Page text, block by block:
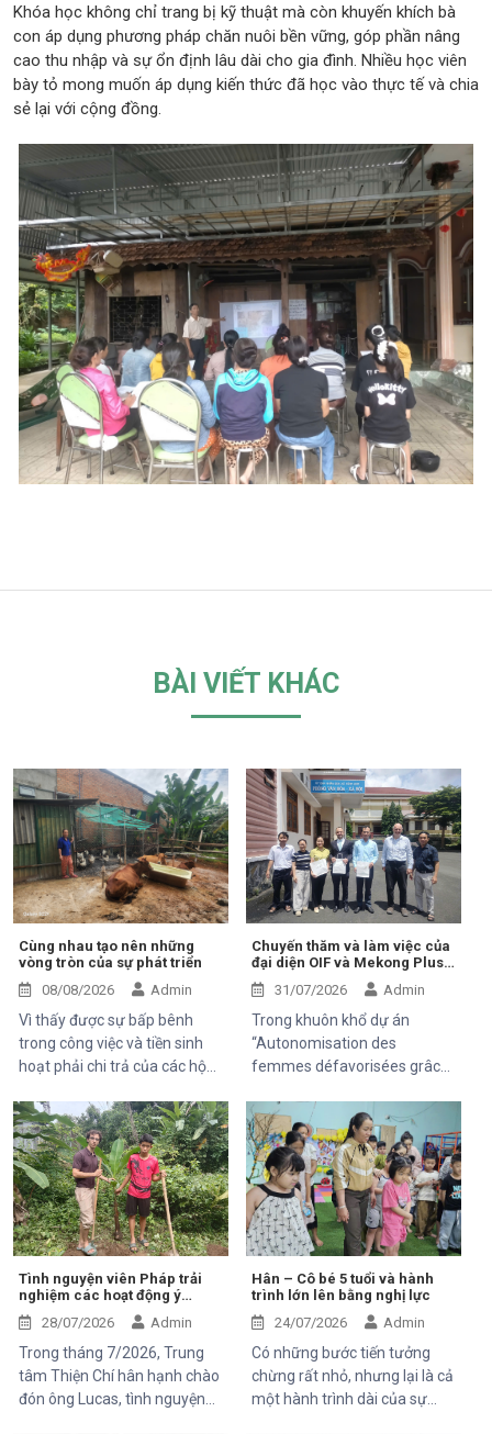
Khóa học không chỉ trang bị kỹ thuật mà còn khuyến khích bà
con áp dụng phương pháp chăn nuôi bền vững, góp phần nâng
cao thu nhập và sự ổn định lâu dài cho gia đình. Nhiều học viên
bày tỏ mong muốn áp dụng kiến thức đã học vào thực tế và chia
sẻ lại với cộng đồng.
BÀI VIẾT KHÁC
Cùng nhau tạo nên những
vòng tròn của sự phát triển
08/08/2026
Admin
Vì thấy được sự bấp bênh
trong công việc và tiền sinh
hoạt phải chi trả của các hộ
Phát Triển cộng đồng Thiện
chí đã và đang luôn luôn tìm
kiếm và thử các mô hình mới,
thuận tiện, bền vững để có thể
giúp được 1 phần nào đó cho
mọi người.
Chuyến thăm và làm việc của
đại diện OIF và Mekong Plus
tại cộng đồng dự án
31/07/2026 Admin
Trong khuôn khổ dự án
“Autonomisation des
femmes défavorisées grâce
économique et à l'accès aux
soins de santé 2025–2028”,
Trung tâm Thiện Chí vinh dự
đón tiếp ông Kaloyan Kolev,
đại diện đơn vị tài trợ
Organisation internationale
de la Francophonie (OIF), và
ông Bernard Kervyn, đại diện
Mekong Plus, trong chuyến
công tác tại xã Tánh Linh, Bắc
Ruộng và Hàm Kiệm, tỉnh
Lâm Đồng.
Tình nguyện viên Pháp trải
nghiệm các hoạt động ý
nghĩa tại Trung tâm Thiện Chí
28/07/2026 Admin
Trong tháng 7/2026, Trung
tâm Thiện Chí hân hạnh chào
đón ông Lucas, tình nguyện
Hân – Cô bé 5 tuổi và hành
trình lớn lên bằng nghị lực
24/07/2026
Admin
Có những bước tiến tưởng
chừng rất nhỏ, nhưng lại là cả
một hành trình dài của sự